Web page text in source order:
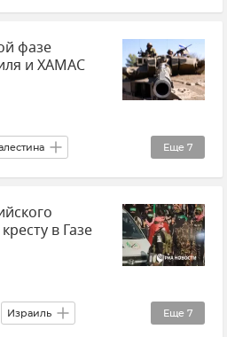
Безопасность
фазе
и ХАМАС
Еще 7
США
ситуации в Израиле
в Газе
Еще 7
Израиль